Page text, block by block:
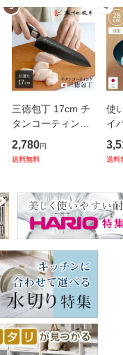
3
三徳包丁 17cm チ
タンコーティング
濃州正宗 日本製 （
包丁 万能包丁 料理
5ミリ チタン 錆び
にくい 切
2,780円
送料無料
4
使
イ
応
本
パ
め
送料